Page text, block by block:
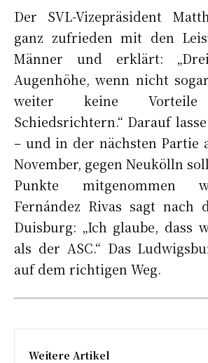
Der SVL-Vizepräsident
ganz zufrieden mit den
Männer und erklärt:
Augenhöhe, wenn nicht
weiter keine
Schiedsrichtern.“ Darauf
– und in der nächsten Partie
November, gegen Neukölln
Punkte mitgenommen
Fernández Rivas sagt nach
Duisburg: „Ich glaube, dass
als der ASC.“ Das
auf dem richtigen Weg.
Weitere Artikel